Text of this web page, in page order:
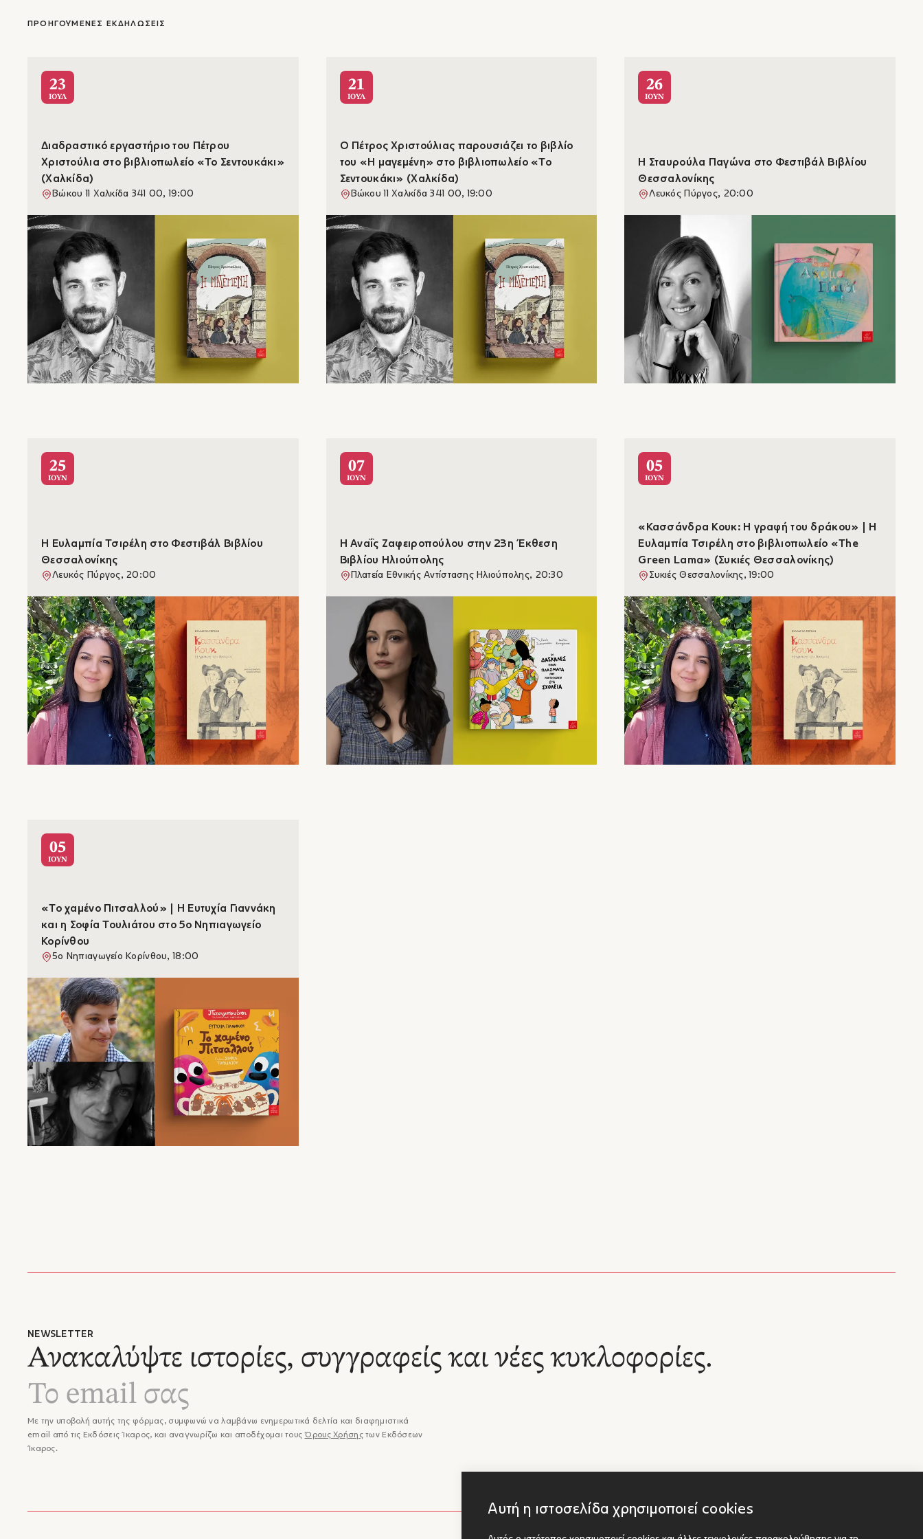
Αυτή η ιστοσελίδα χρησιμοποιεί cookies
ΠΡΟΗΓΟΥΜΕΝΕΣ ΕΚΔΗΛΩΣΕΙΣ
23
ΙΟΥΛ
Διαδραστικό εργαστήριο του Πέτρου
Χριστούλια στο βιβλιοπωλείο «Το Σεντουκάκι»
(Χαλκίδα)
Βώκου 11 Χαλκίδα 341 00, 19:00
21
ΙΟΥΛ
Ο Πέτρος Χριστούλιας παρουσιάζει το βιβλίο
του «Η μαγεμένη» στο βιβλιοπωλείο «Το
Σεντουκάκι» (Χαλκίδα)
Βώκου 11 Χαλκίδα 341 00, 19:00
26
ΙΟΥΝ
Η Σταυρούλα Παγώνα στο Φεστιβάλ Βιβλίου
Θεσσαλονίκης
Λευκός Πύργος, 20:00
25
ΙΟΥΝ
Η Ευλαμπία Τσιρέλη στο Φεστιβάλ Βιβλίου
Θεσσαλονίκης
Λευκός Πύργος, 20:00
07
ΙΟΥΝ
Η Αναΐς Ζαφειροπούλου στην 23η Έκθεση
Βιβλίου Ηλιούπολης
Πλατεία Εθνικής Αντίστασης Ηλιούπολης, 20:30
05
ΙΟΥΝ
«Κασσάνδρα Κουκ: Η γραφή του δράκου» | Η
Ευλαμπία Τσιρέλη στο βιβλιοπωλείο «The
Green Lama» (Συκιές Θεσσαλονίκης)
Συκιές Θεσσαλονίκης, 19:00
05
ΙΟΥΝ
«Το χαμένο Πιτσαλλού» | Η Ευτυχία Γιαννάκη
και η Σοφία Τουλιάτου στο 5ο Νηπιαγωγείο
Κορίνθου
5ο Νηπιαγωγείο Κορίνθου, 18:00
NEWSLETTER
Ανακαλύψτε ιστορίες, συγγραφείς και νέες κυκλοφορίες.
Με την υποβολή αυτής της φόρμας, συμφωνώ να λαμβάνω ενημερωτικά δελτία και διαφημιστικά
email από τις Εκδόσεις Ίκαρος, και αναγνωρίζω και αποδέχομαι τουςΌρους Χρήσηςτων Εκδόσεων
Ίκαρος.